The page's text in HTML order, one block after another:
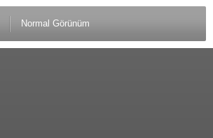
Normal Görünüm